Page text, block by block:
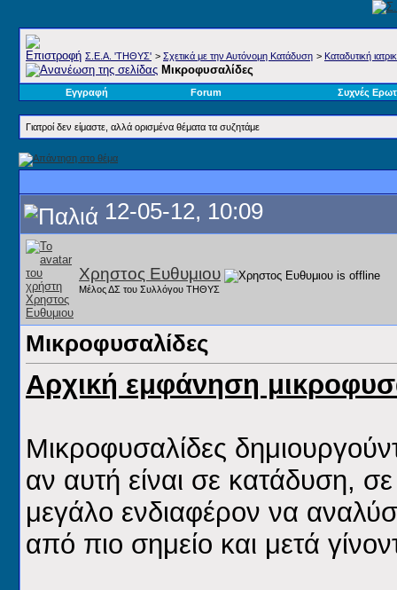
Σ.E.A. 'ΤΗΘΥΣ' > Σχετικά με την Αυτόνομη Κατάδυση > Καταδυτική
Μικροφυσαλίδες
Εγγραφή Forum Συχνές
Γιατροί δεν είμαστε, αλλά ορισμένα θέματα τα συζητάμε
12-05-12, 10:09
Χρηστος Ευθυμιου
Μέλος ΔΣ του Συλλόγου ΤΗΘΥΣ
Μικροφυσαλίδες
Αρχική εμφάνηση
Μικροφυσαλίδες
αν αυτή είναι σε κατάδυση,
μεγάλο ενδιαφέρον να
από πιο σημείο και μετά